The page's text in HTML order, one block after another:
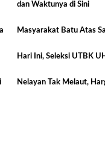
dan Waktunya di Sini
Masyarakat Batu Atas
Hari Ini, Seleksi UTBK
Nelayan Tak Melaut,